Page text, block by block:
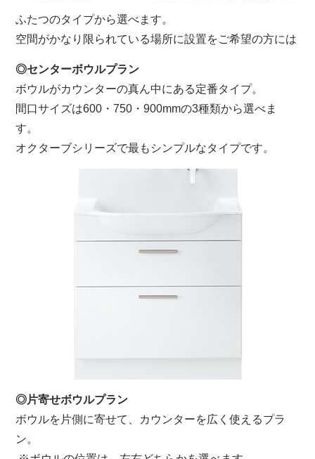
ふたつのタイプから選べます。
空間がかなり限られている場所に設置をご希望の方には
◎センターボウルプラン
ボウルがカウンターの真ん中にある定番タイプ。
間口サイズは600・750・900mmの3種類から選べま
す。
オクターブシリーズで最もシンプルなタイプです。
◎片寄せボウルプラン
ボウルを片側に寄せて、カウンターを広く使えるプラ
ン。